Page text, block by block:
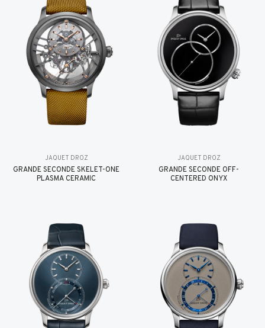
JAQUET DROZ
GRANDE SECONDE SKELET-ONE
PLASMA CERAMIC
JAQUET DROZ
GRANDE SECONDE OFF-
CENTERED ONYX